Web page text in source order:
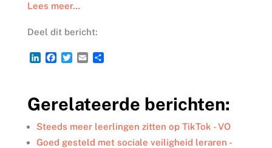
Lees meer…
Deel dit bericht:
L
e
d
I
n
F
b
o
o
k
T
t
e
r
E
l
D
n
Gerelateerde berichten:
Steeds meer leerlingen zitten op TikTok - VO
Goed gesteld met sociale veiligheid leraren -